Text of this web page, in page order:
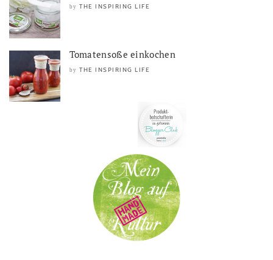
by THE INSPIRING LIFE
Tomatensoße einkochen
by THE INSPIRING LIFE